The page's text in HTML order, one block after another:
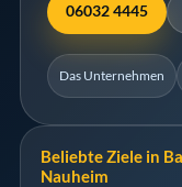
06032 4445
Das Unternehmen
Beliebte Ziele in
Nauheim